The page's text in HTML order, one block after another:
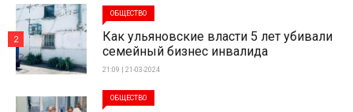
ОБЩЕСТВО
Как ульяновские власти 5 лет убивали
семейный бизнес инвалида
21:09 | 21-03-2024
2
ОБЩЕСТВО